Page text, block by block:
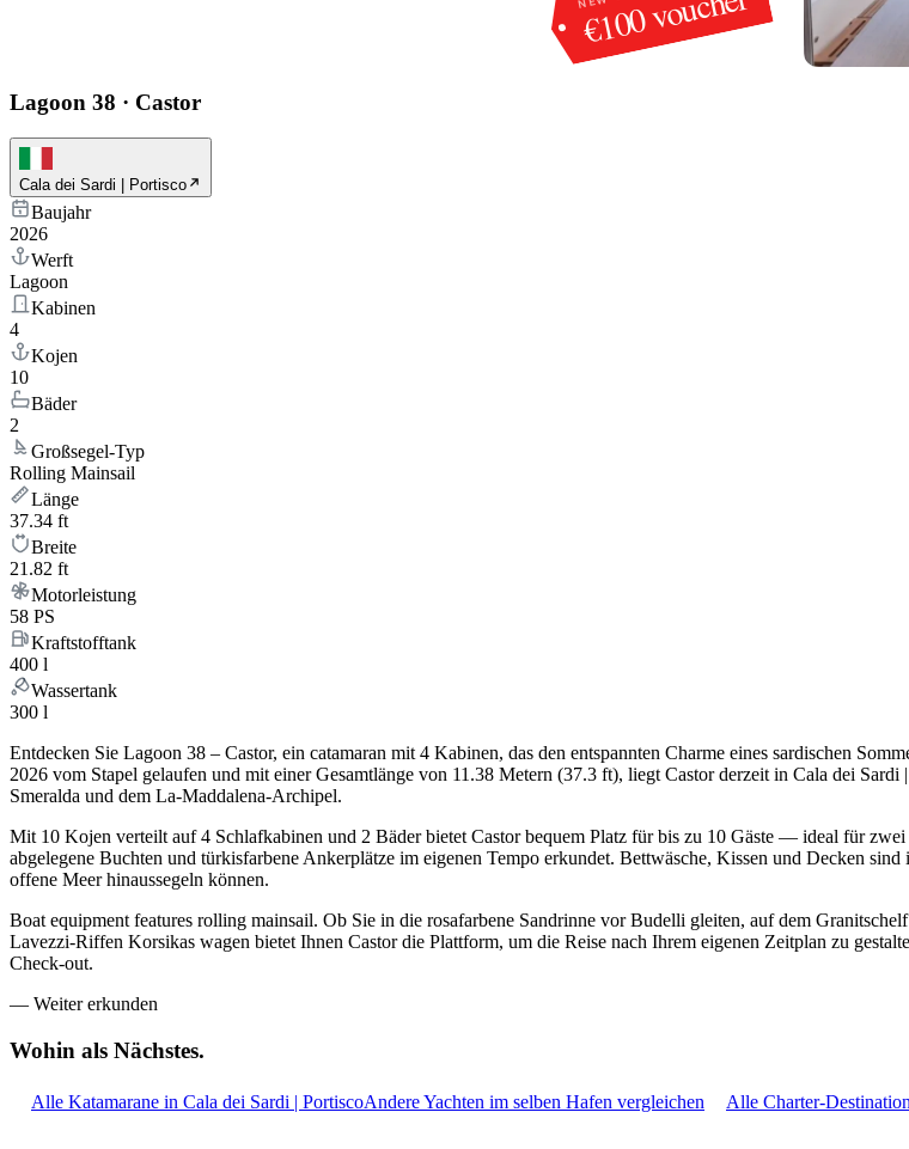
Lagoon 38 · Castor
Cala dei Sardi | Portisco
Baujahr
2026
Werft
Lagoon
Kabinen
4
Kojen
10
Bäder
2
Großsegel-Typ
Rolling Mainsail
Länge
37.34 ft
Breite
21.82 ft
Motorleistung
58 PS
Kraftstofftank
400 l
Wassertank
300 l
Entdecken Sie Lagoon 38 – Castor, ein catamaran mit 4 Kabinen, das den entspannten Charme eines sardischen
2026 vom Stapel gelaufen und mit einer Gesamtlänge von 11.38 Metern (37.3 ft), liegt Castor derzeit in Cala dei
Smeralda und dem La-Maddalena-Archipel.
Mit 10 Kojen verteilt auf 4 Schlafkabinen und 2 Bäder bietet Castor bequem Platz für bis zu 10 Gäste — ideal für
abgelegene Buchten und türkisfarbene Ankerplätze im eigenen Tempo erkundet. Bettwäsche, Kissen und Decken
offene Meer hinaussegeln können.
Boat equipment features rolling mainsail. Ob Sie in die rosafarbene Sandrinne vor Budelli gleiten, auf dem
Lavezzi-Riffen Korsikas wagen bietet Ihnen Castor die Plattform, um die Reise nach Ihrem eigenen Zeitplan zu
Check-out.
— Weiter erkunden
Wohin als Nächstes.
Alle Katamarane in Cala dei Sardi | PortiscoAndere Yachten im selben Hafen vergleichen Alle Charter-